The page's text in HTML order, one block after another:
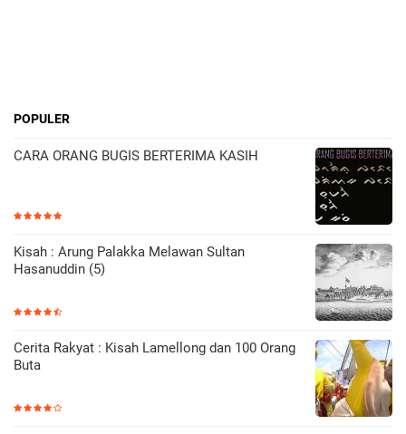
POPULER
CARA ORANG BUGIS BERTERIMA KASIH
Kisah : Arung Palakka Melawan Sultan
Hasanuddin (5)
Cerita Rakyat : Kisah Lamellong dan 100 Orang
Buta